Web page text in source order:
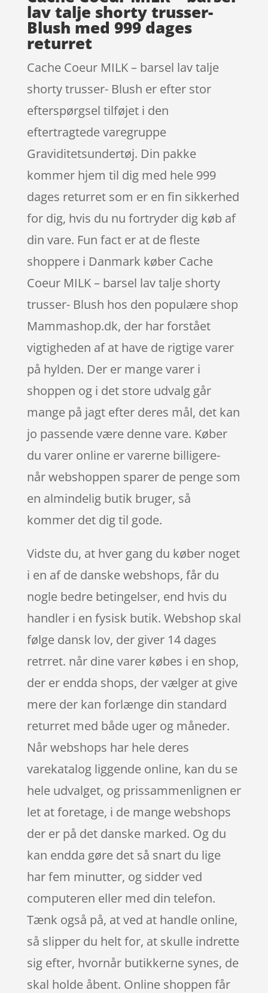
lav talje shorty trusser-
Blush med 999 dages
returret
Cache Coeur MILK – barsel lav talje
shorty trusser- Blush er efter stor
efterspørgsel tilføjet i den
eftertragtede varegruppe
Graviditetsundertøj. Din pakke
kommer hjem til dig med hele 999
dages returret som er en fin sikkerhed
for dig, hvis du nu fortryder dig køb af
din vare. Fun fact er at de fleste
shoppere i Danmark køber Cache
Coeur MILK – barsel lav talje shorty
trusser- Blush hos den populære shop
Mammashop.dk, der har forstået
vigtigheden af at have de rigtige varer
på hylden. Der er mange varer i
shoppen og i det store udvalg går
mange på jagt efter deres mål, det kan
jo passende være denne vare. Køber
du varer online er varerne billigere-
når webshoppen sparer de penge som
en almindelig butik bruger, så
kommer det dig til gode.
Vidste du, at hver gang du køber noget
i en af de danske webshops, får du
nogle bedre betingelser, end hvis du
handler i en fysisk butik. Webshop skal
følge dansk lov, der giver 14 dages
retrret. når dine varer købes i en shop,
der er endda shops, der vælger at give
mere der kan forlænge din standard
returret med både uger og måneder.
Når webshops har hele deres
varekatalog liggende online, kan du se
hele udvalget, og prissammenlignen er
let at foretage, i de mange webshops
der er på det danske marked. Og du
kan endda gøre det så snart du lige
har fem minutter, og sidder ved
computeren eller med din telefon.
Tænk også på, at ved at handle online,
så slipper du helt for, at skulle indrette
sig efter, hvornår butikkerne synes, de
skal holde åbent. Online shoppen får